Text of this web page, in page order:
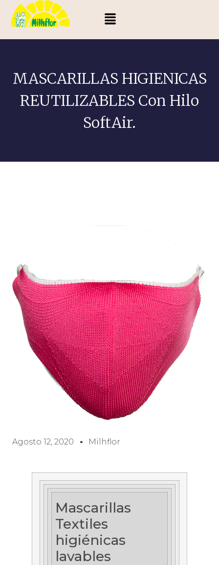
MASCARILLAS HIGIENICAS
REUTILIZABLES Con Hilo
SoftAir.
Agosto 12, 2020 Milhflor
Mascarillas
Textiles
higiénicas
lavables